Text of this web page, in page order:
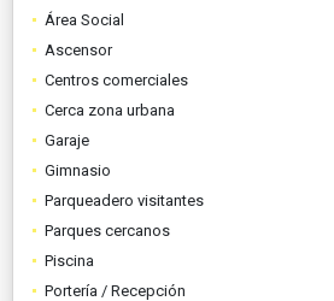
Área Social
Ascensor
Centros comerciales
Cerca zona urbana
Garaje
Gimnasio
Parqueadero visitantes
Parques cercanos
Piscina
Portería / Recepción